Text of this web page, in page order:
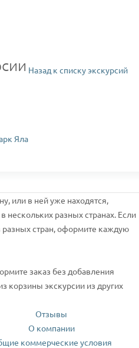
Яла
Назад к списку экскурсий
или в ней уже находятся,
нескольких разных странах. Если
разных стран, оформите каждую
заказ без добавления
корзины экскурсии из других
Отзывы
О компании
коммерческие условия